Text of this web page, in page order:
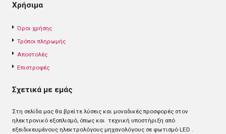
Χρήσιμα
Όροι χρήσης
Τρόποι πληρωμής
Αποστολές
Επιστροφές
Σχετικά με εμάς
Στη σελίδα μας θα βρείτε λύσεις και μοναδικές προσφορές στον
ηλεκτρονικό εξοπλισμό, όπως και τεχνική υποστήριξη από
εξειδικευμένους ηλεκτρολόγους μηχανολόγους σε φωτισμό LED .